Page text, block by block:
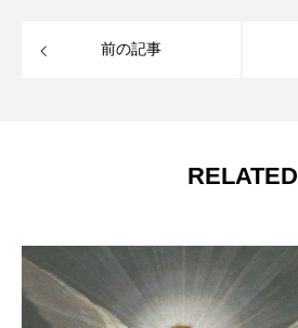
前の記事
RELATED